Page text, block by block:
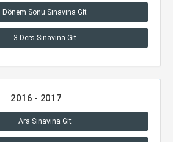
Dönem Sonu Sınavına Git
3 Ders Sınavına Git
2016 - 2017
Ara Sınavına Git